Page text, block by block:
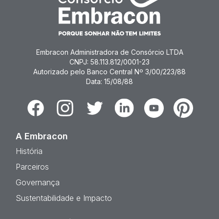
Embracon Administradora de Consórcio LTDA
CNPJ: 58.113.812/0001-23
Autorizado pelo Banco Central Nº 3/00/223/88
Data: 15/08/88
FacebookInstagramTwitter LinkedinYoutubePinterest
A Embracon
História
Parceiros
Governança
Sustentabilidade e Impacto